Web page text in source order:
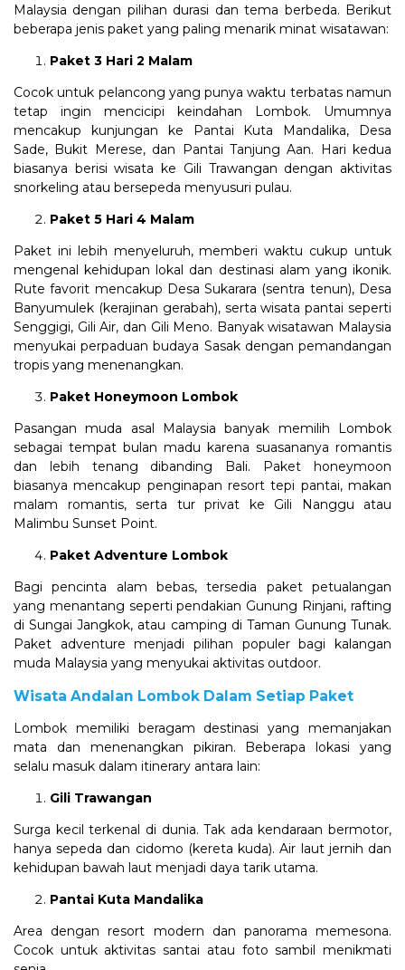
Malaysia dengan pilihan durasi dan tema berbeda. Berikut
beberapa jenis paket yang paling menarik minat wisatawan:
Paket 3 Hari 2 Malam
Cocok untuk pelancong yang punya waktu terbatas namun
tetap ingin mencicipi keindahan Lombok. Umumnya
mencakup kunjungan ke Pantai Kuta Mandalika, Desa
Sade, Bukit Merese, dan Pantai Tanjung Aan. Hari kedua
biasanya berisi wisata ke Gili Trawangan dengan aktivitas
snorkeling atau bersepeda menyusuri pulau.
Paket 5 Hari 4 Malam
Paket ini lebih menyeluruh, memberi waktu cukup untuk
mengenal kehidupan lokal dan destinasi alam yang ikonik.
Rute favorit mencakup Desa Sukarara (sentra tenun), Desa
Banyumulek (kerajinan gerabah), serta wisata pantai seperti
Senggigi, Gili Air, dan Gili Meno. Banyak wisatawan Malaysia
menyukai perpaduan budaya Sasak dengan pemandangan
tropis yang menenangkan.
Paket Honeymoon Lombok
Pasangan muda asal Malaysia banyak memilih Lombok
sebagai tempat bulan madu karena suasananya romantis
dan lebih tenang dibanding Bali. Paket honeymoon
biasanya mencakup penginapan resort tepi pantai, makan
malam romantis, serta tur privat ke Gili Nanggu atau
Malimbu Sunset Point.
Paket Adventure Lombok
Bagi pencinta alam bebas, tersedia paket petualangan
yang menantang seperti pendakian Gunung Rinjani, rafting
di Sungai Jangkok, atau camping di Taman Gunung Tunak.
Paket adventure menjadi pilihan populer bagi kalangan
muda Malaysia yang menyukai aktivitas outdoor.
Wisata Andalan Lombok Dalam Setiap Paket
Lombok memiliki beragam destinasi yang memanjakan
mata dan menenangkan pikiran. Beberapa lokasi yang
selalu masuk dalam itinerary antara lain:
Gili Trawangan
Surga kecil terkenal di dunia. Tak ada kendaraan bermotor,
hanya sepeda dan cidomo (kereta kuda). Air laut jernih dan
kehidupan bawah laut menjadi daya tarik utama.
Pantai Kuta Mandalika
Area dengan resort modern dan panorama memesona.
Cocok untuk aktivitas santai atau foto sambil menikmati